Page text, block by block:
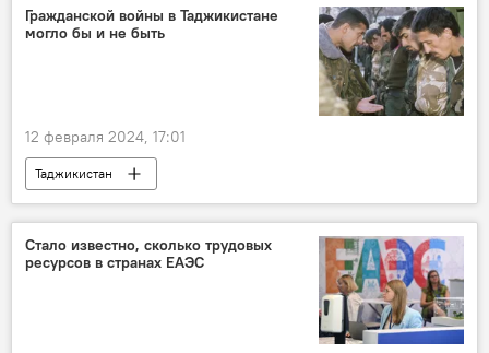
Общество
Гражданской войны в Таджикистане
могло бы и не быть
12 февраля 2024, 17:01
Таджикистан
Гражданская война в Таджикистане
Центральная Азия
Стало известно, сколько трудовых
ресурсов в странах ЕАЭС